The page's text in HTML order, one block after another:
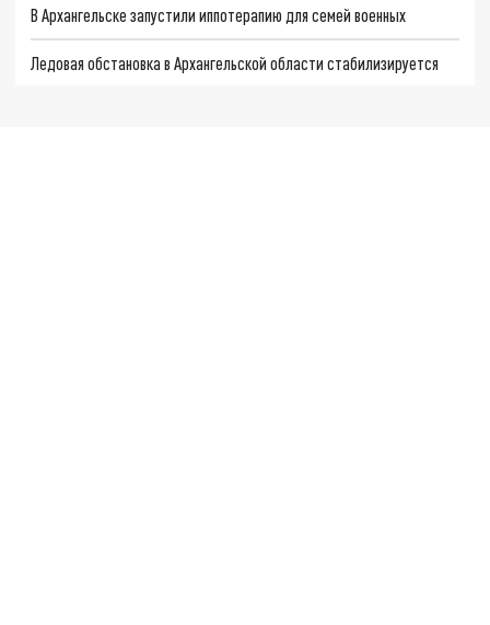
В Архангельске запустили иппотерапию для семей военных
Ледовая обстановка в Архангельской области стабилизируется